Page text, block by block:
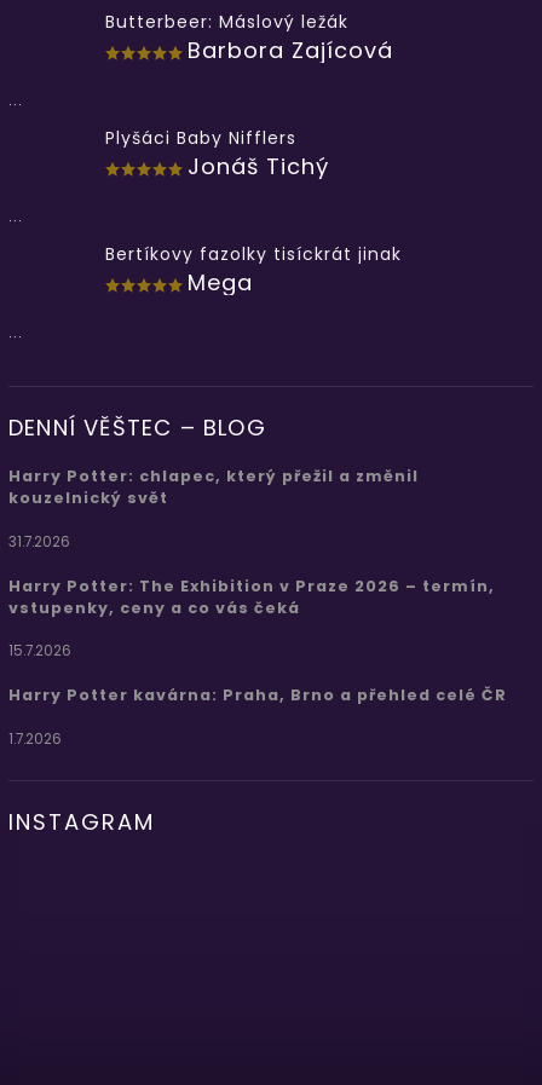
Butterbeer: Máslový ležák
Barbora Zajícová
...
Plyšáci Baby Nifflers
Jonáš Tichý
...
Bertíkovy fazolky tisíckrát jinak
Mega
...
DENNÍ VĚŠTEC – BLOG
Harry Potter: chlapec, který přežil a změnil
kouzelnický svět
31.7.2026
Harry Potter: The Exhibition v Praze 2026 – termín,
vstupenky, ceny a co vás čeká
15.7.2026
Harry Potter kavárna: Praha, Brno a přehled celé ČR
1.7.2026
INSTAGRAM